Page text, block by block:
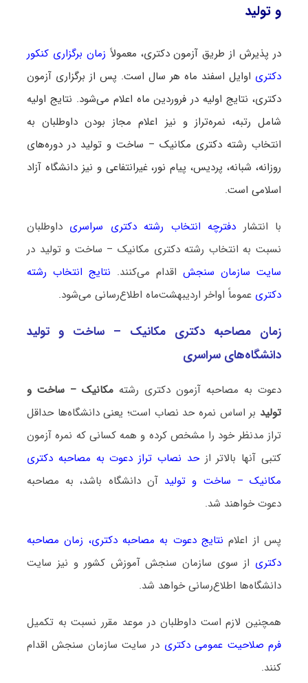
و تولید
در پذیرش از طریق آزمون دکتری، معمولاً زمان برگزاری کنکور
دکتری اوایل اسفند ماه هر سال است. پس از برگزاری آزمون
دکتری، نتایج اولیه در فروردین ماه اعلام می‌شود. نتایج اولیه
شامل رتبه، نمره‌تراز و نیز اعلام مجاز بودن داوطلبان به
انتخاب رشته دکتری مکانیک – ساخت و تولید در دوره‌های
روزانه، شبانه، پردیس، پیام نور، غیرانتفاعی و نیز دانشگاه آزاد
اسلامی است.
با انتشار دفترچه انتخاب رشته دکتری سراسری داوطلبان
نسبت به انتخاب رشته دکتری مکانیک – ساخت و تولید در
سایت سازمان سنجشاقدام می‌کنند. نتایج انتخاب رشته
دکتری عموماً اواخر اردیبهشت‌ماه اطلاع‌رسانی می‌شود.
زمان مصاحبه دکتری مکانیک – ساخت و تولید
دانشگاه‌های سراسری
دعوت به مصاحبه آزمون دکتری رشته مکانیک – ساخت و
تولید بر اساس نمره حد نصاب است؛ یعنی دانشگاه‌ها حداقل
تراز مدنظر خود را مشخص کرده و همه کسانی که نمره آزمون
کتبی آنها بالاتر ازحد نصاب تراز دعوت به مصاحبه دکتری
مکانیک – ساخت و تولید آن دانشگاه باشد، به مصاحبه
دعوت خواهند شد.
پس از اعلام نتایج دعوت به مصاحبه دکتری، زمان مصاحبه
دکتری از سوی سازمان سنجش آموزش کشور و نیز سایت
دانشگاه‌ها اطلاع‌رسانی خواهد شد.
همچنین لازم است داوطلبان در موعد مقرر نسبت به تکمیل
فرم صلاحیت عمومی دکتری در سایت سازمان سنجش اقدام
کنند.